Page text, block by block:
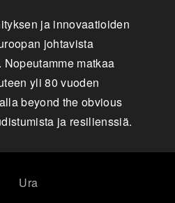
ja innovaatioiden
johtavista
matkaa
yli 80 vuoden
beyond the obvious
ja resilienssiä.
Ura